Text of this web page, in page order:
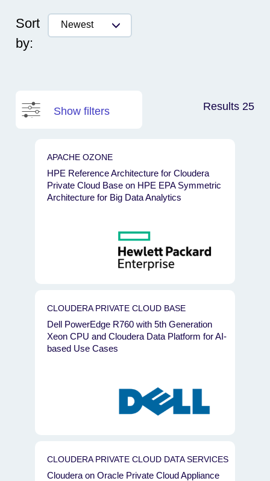
Sort
by:
Newest
Show filters Results 25
Apache Ozone
Cloudera Private Cloud Base
Cloudera Private Cloud Data Services
NVIDIA
Cisco
AMD
Hitachi
APACHE OZONE
HPE Reference Architecture for Cloudera
Private Cloud Base on HPE EPA Symmetric
Architecture for Big Data Analytics
CLOUDERA PRIVATE CLOUD BASE
Dell PowerEdge R760 with 5th Generation
Xeon CPU and Cloudera Data Platform for AI-
based Use Cases
CLOUDERA PRIVATE CLOUD DATA SERVICES
Cloudera on Oracle Private Cloud Appliance